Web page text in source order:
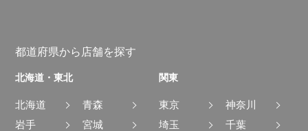
都道府県から店舗を探す
北海道・東北
北海道
青森
岩手
宮城
関東
東京
神奈川
埼玉
千葉